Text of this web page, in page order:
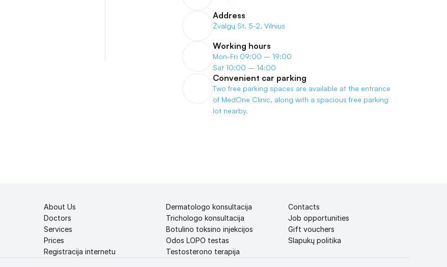
Address
Žvalgų St. 5-2, Vilnius
Working hours
Mon-Fri 09:00 – 19:00
Sat 10:00 – 14:00
Convenient car parking
Two free parking spaces are available at the entrance
of MedOne Clinic, along with a spacious free parking
lot nearby.
About Us
Doctors
Services
Prices
Registracija internetu
Dermatologo konsultacija
Trichologo konsultacija
Botulino toksino injekcijos
Odos LOPO testas
Testosterono terapija
Contacts
Job opportunities
Gift vouchers
Slapukų politika